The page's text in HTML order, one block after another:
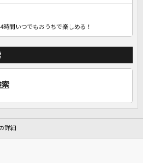
時間いつでもおうちで楽しめる！
索
詳細